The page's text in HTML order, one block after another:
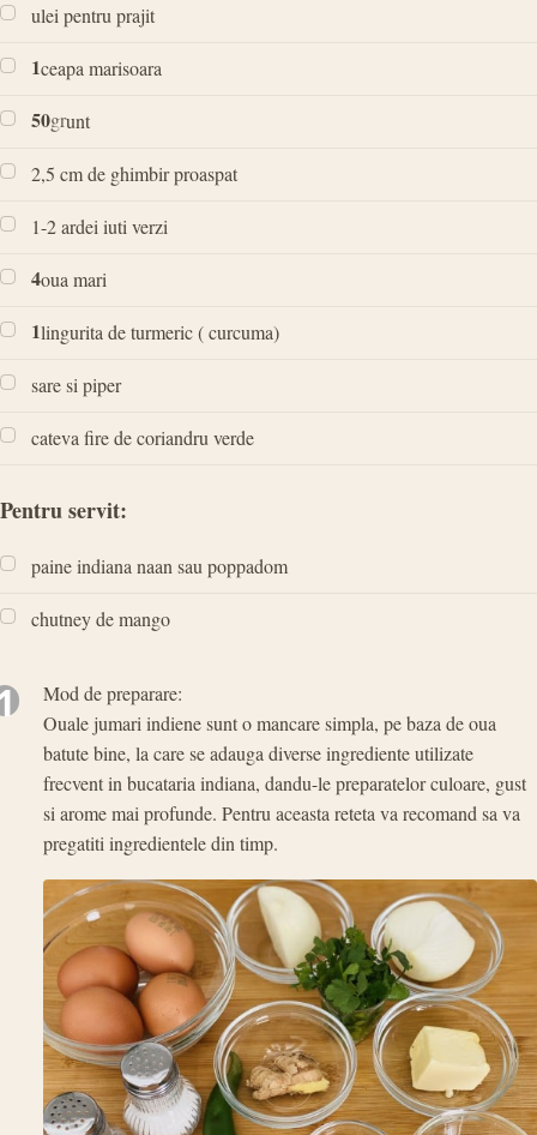
ulei pentru prajit
1ceapa marisoara
50grunt
2,5 cm de ghimbir proaspat
1-2 ardei iuti verzi
4oua mari
1lingurita de turmeric ( curcuma)
sare si piper
cateva fire de coriandru verde
Pentru servit:
paine indiana naan sau poppadom
chutney de mango
Mod de preparare:
Ouale jumari indiene sunt o mancare simpla, pe baza de oua
batute bine, la care se adauga diverse ingrediente utilizate
frecvent in bucataria indiana, dandu-le preparatelor culoare, gust
si arome mai profunde. Pentru aceasta reteta va recomand sa va
pregatiti ingredientele din timp.